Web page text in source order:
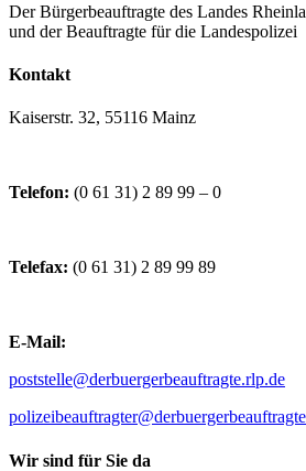
Der Bürgerbeauftragte des Landes
und der Beauftragte für die Landespolizei
Kontakt
Kaiserstr. 32, 55116 Mainz
Telefon: (0 61 31) 2 89 99 – 0
Telefax: (0 61 31) 2 89 99 89
E-Mail:
poststelle@derbuergerbeauftragte.rlp.de
Wir sind für Sie da